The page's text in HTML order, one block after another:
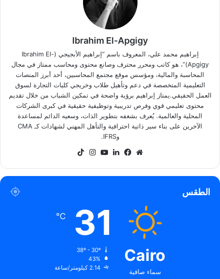
Ibrahim El-Apgigy
إبراهيم محمد علي، المعروف باسم “إبراهيم الأبجيجي (Ibrahim El-
Apgigy)”، هو كاتب ومحرر محترف وصانع محتوى ومحاسب ممتاز في مجال
المحاسبة والمالية، ومؤسس موقع مجتمع المحاسبين، أحد أبرز المنصات
التعليمية المتخصصة في دعم وتأهيل طلاب وخريجي كليات التجارة لسوق
العمل الحقيقي.يمتاز إبراهيم برؤية واضحة في تمكين الشباب من خلال تقديم
محتوى تعليمي قوي وفرص تدريبية وتوظيفية حقيقية في كبرى الشركات
المحلية والعالمية. يُعرف بشغفه بتطوير الذات، وسعيه الدائم لمساعدة
الآخرين على بناء سير ذاتية احترافية والتأهل المهني لشهادات كـ CMA
وIFRS.
موقعفيسبوكلينكدإن‫YouTube
انستقرام
الطقس
Cairo
سماء صافية
31
℃
43%
2.14 كيلومتر/ساعة